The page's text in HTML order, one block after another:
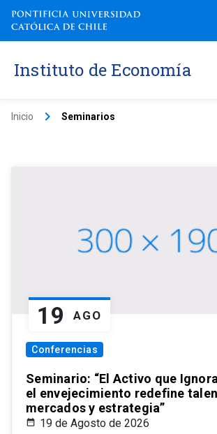
Instituto de Economía
Inicio keyboard_arrow_right Seminarios
19 AGO
Conferencias
Seminario: “El Activo que
el envejecimiento redefine
mercados y estrategia”
19 de Agosto de 2026